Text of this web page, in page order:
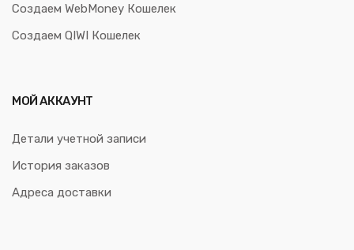
Создаем WebMoney Кошелек
Создаем QIWI Кошелек
МОЙ АККАУНТ
Детали учетной записи
История заказов
Адреса доставки